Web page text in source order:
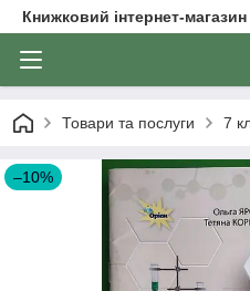
Книжковий інтернет-
Товари та послуги 7
–10%